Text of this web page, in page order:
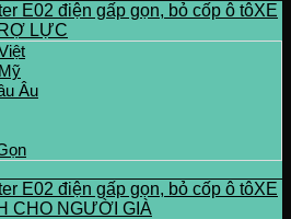
XE
LỰC
Âu
XE
CHO NGƯỜI GIÀ